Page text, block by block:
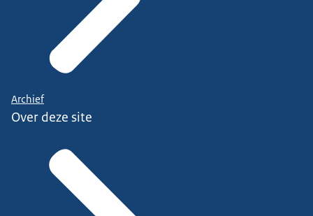
Archief
Over deze site